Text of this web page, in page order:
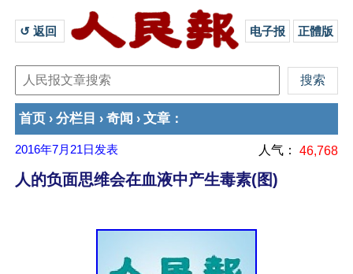
↺ 返回 电子报 正體版
首页 › 分栏目 › 奇闻 › 文章 ：
2016年7月21日 发表 人气： 46,768
人的负面思维会在血液中产生毒素(图)